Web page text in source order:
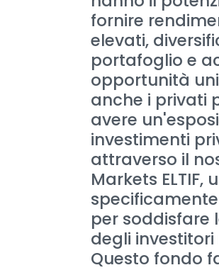
fornire
elevati,
portafoglio e
opportunità
anche i privati
avere
investimenti
attraverso il
Markets ELTIF,
per soddisfare
degli investitori
Questo fondo